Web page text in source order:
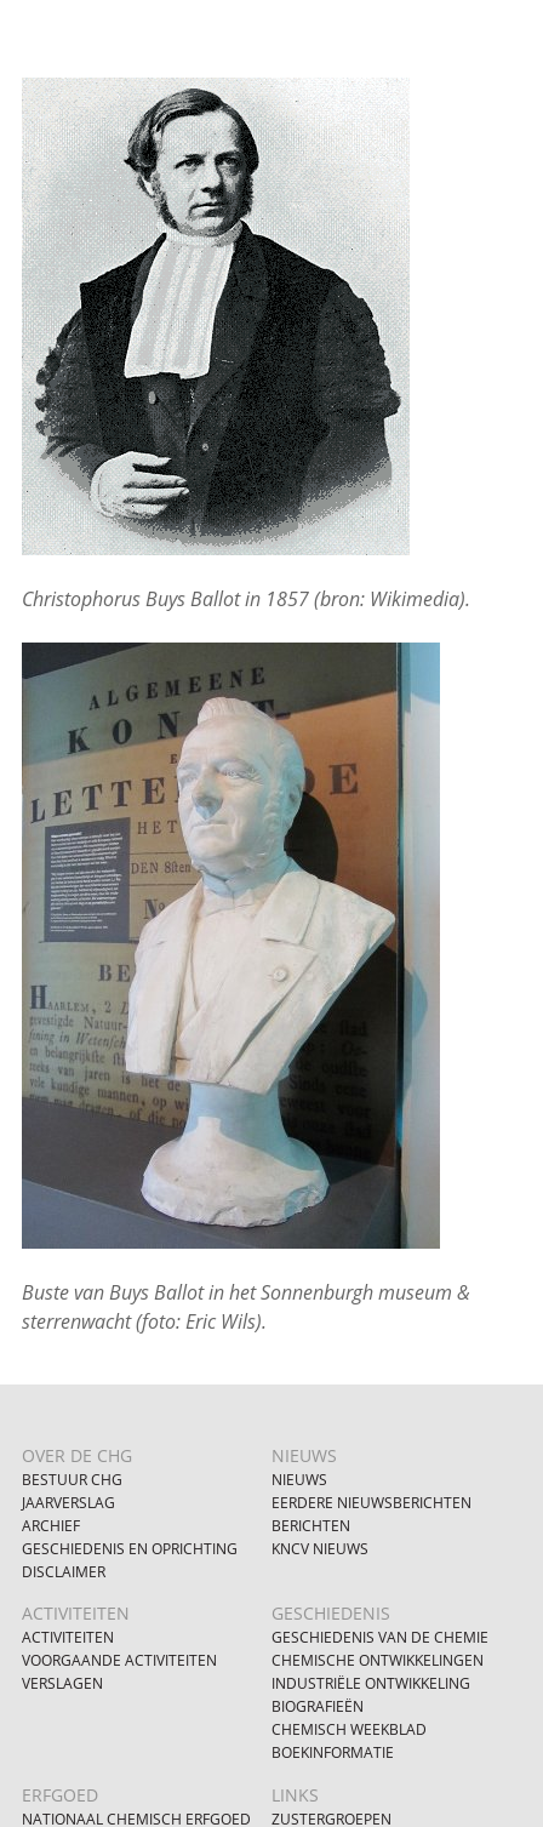
Christophorus Buys Ballot in 1857 (bron: Wikimedia).
Buste van Buys Ballot in het Sonnenburgh museum &
sterrenwacht (foto: Eric Wils).
OVER DE CHG
BESTUUR CHG
JAARVERSLAG
ARCHIEF
GESCHIEDENIS EN OPRICHTING
DISCLAIMER
NIEUWS
NIEUWS
EERDERE NIEUWSBERICHTEN
BERICHTEN
KNCV NIEUWS
ACTIVITEITEN
ACTIVITEITEN
VOORGAANDE ACTIVITEITEN
VERSLAGEN
GESCHIEDENIS
GESCHIEDENIS VAN DE CHEMIE
CHEMISCHE ONTWIKKELINGEN
INDUSTRIËLE ONTWIKKELING
BIOGRAFIEËN
CHEMISCH WEEKBLAD
BOEKINFORMATIE
ERFGOED
NATIONAAL CHEMISCH ERFGOED
LINKS
ZUSTERGROEPEN